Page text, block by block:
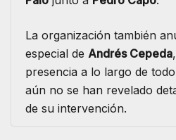
La organización también
especial de Andrés Cepeda
presencia a lo largo de
aún no se han revelado
de su intervención.